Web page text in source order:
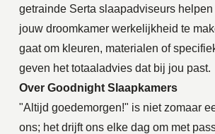
getrainde Serta slaapadviseurs
jouw droomkamer werkelijkheid te
gaat om kleuren, materialen of
geven het totaaladvies dat bij jou past.
Over Goodnight Slaapkamers
"Altijd goedemorgen!" is niet zomaar
ons; het drijft ons elke dag om met